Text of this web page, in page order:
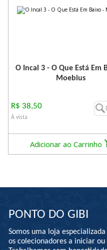
O Incal 3 - O Que Está Em
Moebius
R$ 38,50
À vista
Adicionar ao Carrinho
PONTO DO GIBI
Somos uma loja
os colecionadores a iniciar